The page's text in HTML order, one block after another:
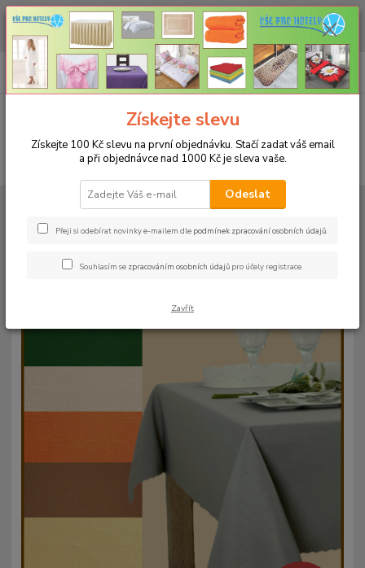
CHCETE NAKOUPIT VĚTŠÍ MNOŽSTVÍ NAŠICH PRODUKTŮ ZA LEPŠÍ
CENU? Klikněte ZDE
CZK
+420 773 794 023
Pondělí-pátek 9-16 hodin
0ks
za0 Kč
UBRUSY
Teflonové ubrusy jednobarevné s vodoodpudivou úpravou
Teflonový ubrus 140x240cm -
šedý 101
Získejte slevu
Získejte 100 Kč slevu na první objednávku. Stačí zadat váš email
a při objednávce nad 1000 Kč je sleva vaše.
Odeslat
Přeji si odebírat novinky e-mailem dle podmínek zpracování osobních údajů.
Souhlasím se zpracováním osobních údajů pro účely registrace.
Zavřít